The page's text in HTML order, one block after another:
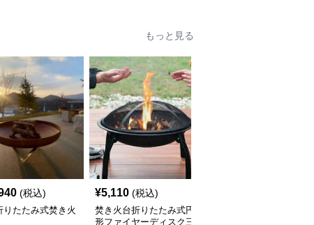
もっと見る
(税込)
りたたみ式焚き火
¥5,110 (税込)
焚き火台折りたたみ式円
形ファイヤーディスク三